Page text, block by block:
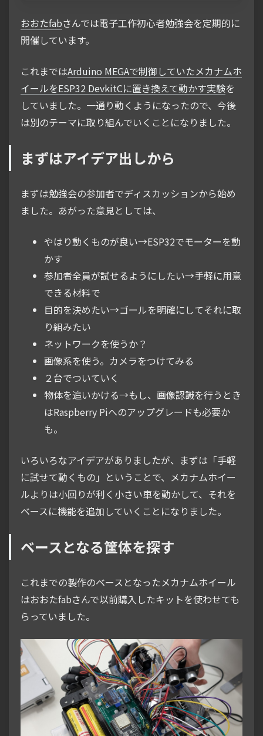
おおたfabさんでは電子工作初心者勉強会を定期的に
開催しています。
これまではArduino MEGAで制御していたメカナムホ
イールをESP32 DevkitCに置き換えて動かす実験を
していました。一通り動くようになったので、今後
は別のテーマに取り組んでいくことになりました。
まずはアイデア出しから
まずは勉強会の参加者でディスカッションから始め
ました。あがった意見としては、
やはり動くものが良い→ESP32でモーターを動
かす
参加者全員が試せるようにしたい→手軽に用意
できる材料で
目的を決めたい→ゴールを明確にしてそれに取
り組みたい
ネットワークを使うか？
画像系を使う。カメラをつけてみる
２台でついていく
物体を追いかける→もし、画像認識を行うとき
はRaspberry Piへのアップグレードも必要か
も。
いろいろなアイデアがありましたが、まずは「手軽
に試せて動くもの」ということで、メカナムホイー
ルよりは小回りが利く小さい車を動かして、それを
ベースに機能を追加していくことになりました。
ベースとなる筐体を探す
これまでの製作のベースとなったメカナムホイール
はおおたfabさんで以前購入したキットを使わせても
らっていました。